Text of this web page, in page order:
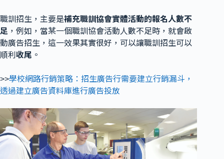
職訓招生，主要是補充職訓協會實體活動的報名人數不
足 ，例如，當某一個職訓協會活動人數不足時，就會啟
動廣告招生，這一效果其實很好，可以讓職訓招生可以
順利 收尾 。
>>學校網路行銷策略：招生廣告行需要建立行銷漏斗，
透過建立廣告資料庫進行廣告投放